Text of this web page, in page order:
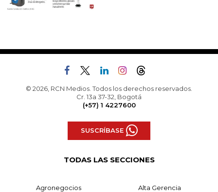
© 2026, RCN Medios. Todos los derechos reservados.
Cr. 13a 37-32, Bogotá
(+57) 1 4227600
SUSCRÍBASE
TODAS LAS SECCIONES
Agronegocios Alta Gerencia